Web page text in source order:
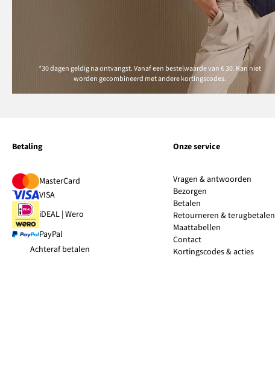
*30 dagen geldig na ontvangst. Vanaf een bestelwaarde van € 30. Kan niet
worden gecombineerd met andere kortingscodes.
Betaling
MasterCard
VISA
iDEAL | Wero
PayPal
Achteraf betalen
Onze service
Vragen & antwoorden
Bezorgen
Betalen
Retourneren & terugbetalen
Maattabellen
Contact
Kortingscodes & acties